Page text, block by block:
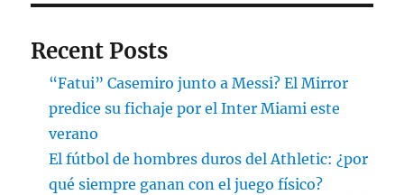
Recent Posts
“Fatui” Casemiro junto a Messi? El Mirror
predice su fichaje por el Inter Miami este
verano
El fútbol de hombres duros del Athletic: ¿por
qué siempre ganan con el juego físico?